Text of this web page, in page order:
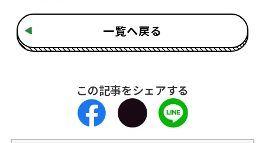
一覧へ戻る
この記事をシェアする